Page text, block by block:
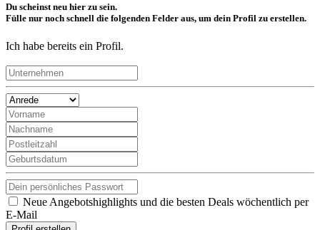
Du scheinst neu hier zu sein.
Fülle nur noch schnell die folgenden Felder aus, um dein Profil zu erstellen.
Ich habe bereits ein Profil.
Neue Angebotshighlights und die besten Deals wöchentlich per
E-Mail